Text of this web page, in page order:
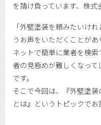
を請け負っています、株式
「外壁塗装を頼みたいけ
うお声をいただくことがあ
ネットで簡単に業者を検
者の見極めが難しくなっ
です。
そこで今回は、『外壁塗装
とは』というトピックでお